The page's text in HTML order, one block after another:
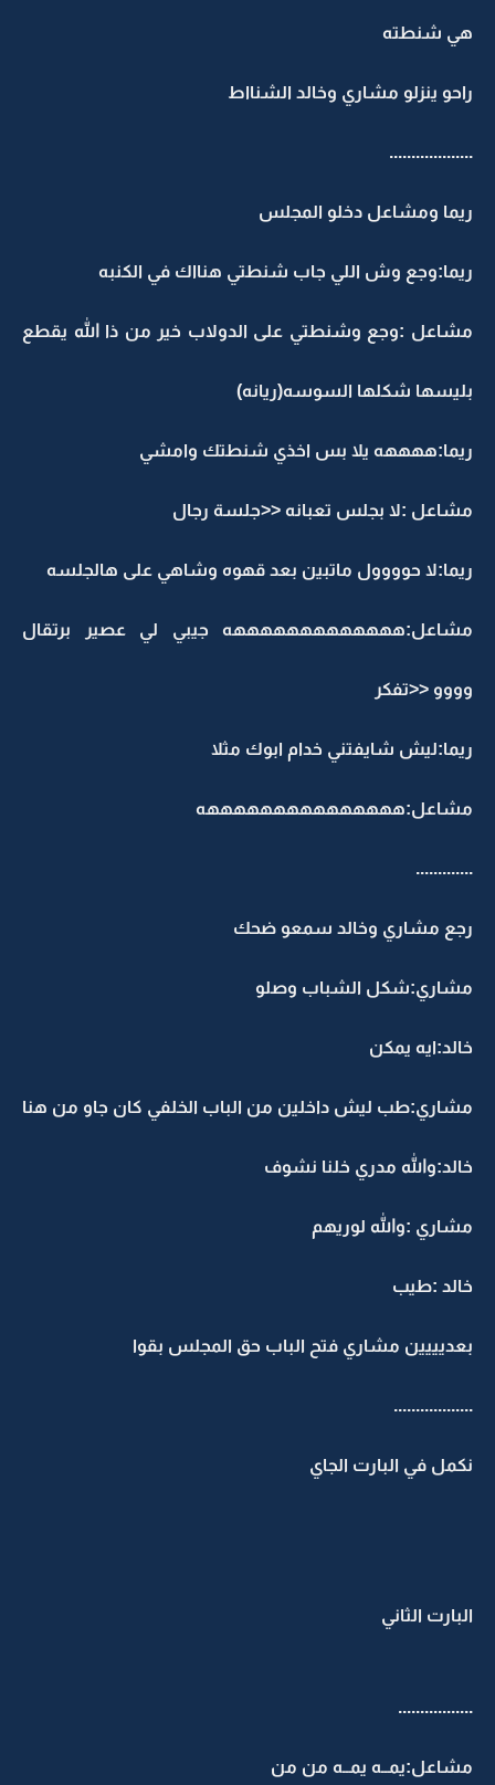
هي شنطته
راحو ينزلو مشاري وخالد الشنااط
...................
ريما ومشاعل دخلو المجلس
ريما:وجع وش اللي جاب شنطتي هنااك في الكنبه
مشاعل :وجع وشنطتي على الدولاب خير من ذا الله يقطع
بليسها شكلها السوسه(ريانه)
ريما:ههههه يلا بس اخذي شنطتك وامشي
مشاعل :لا بجلس تعبانه <<جلسة رجال
ريما:لا حوووول ماتبين بعد قهوه وشاهي على هالجلسه
مشاعل:هههههههههههههه جيبي لي عصير برتقال
وووو <<تفكر
ريما:ليش شايفتني خدام ابوك مثلا
مشاعل:هههههههههههههههه
.............
رجع مشاري وخالد سمعو ضحك
مشاري:شكل الشباب وصلو
خالد:ايه يمكن
مشاري:طب ليش داخلين من الباب الخلفي كان جاو من هنا
خالد:والله مدري خلنا نشوف
مشاري :والله لوريهم
خالد :طيب
بعديييين مشاري فتح الباب حق المجلس بقوا
..................
نكمل في البارت الجاي
البارت الثاني
.................
مشاعل:يمــه يمــه من من